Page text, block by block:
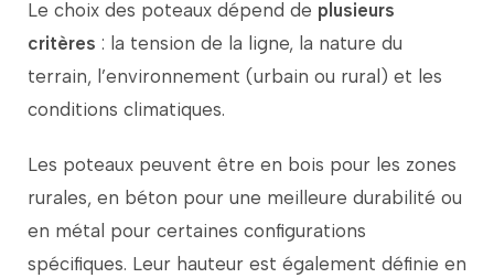
Le choix des poteaux dépend de plusieurs
critères : la tension de la ligne, la nature du
terrain, l’environnement (urbain ou rural) et les
conditions climatiques.
Les poteaux peuvent être en bois pour les zones
rurales, en béton pour une meilleure durabilité ou
en métal pour certaines configurations
spécifiques. Leur hauteur est également définie en